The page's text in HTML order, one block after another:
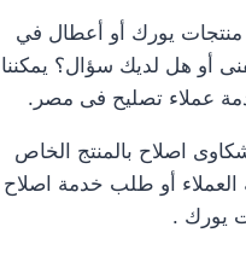
يورك أو أعطال في
أو هل لديك سؤال؟ يمكننا
عملاء تصليح فى مصر.
اصلاح بالمنتج الخاص
أو طلب خدمة اصلاح
يورك .